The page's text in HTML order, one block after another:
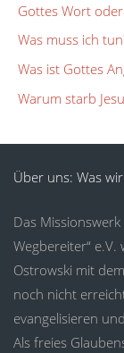
Gottes Wort
Was muss ich
Was ist Gottes
Warum starb
Über uns: Was
Das
Wegbereiter“
Ostrowski mit
noch nicht
evangelisieren
Als freies